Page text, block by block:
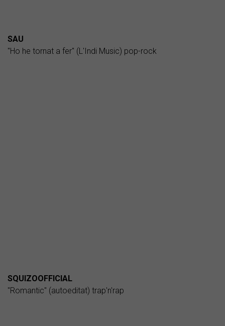
SAU
"Ho he tornat a fer" (L'Indi Music) pop-rock
SQUIZOOFFICIAL
"Romantic" (autoeditat) trap'n'rap